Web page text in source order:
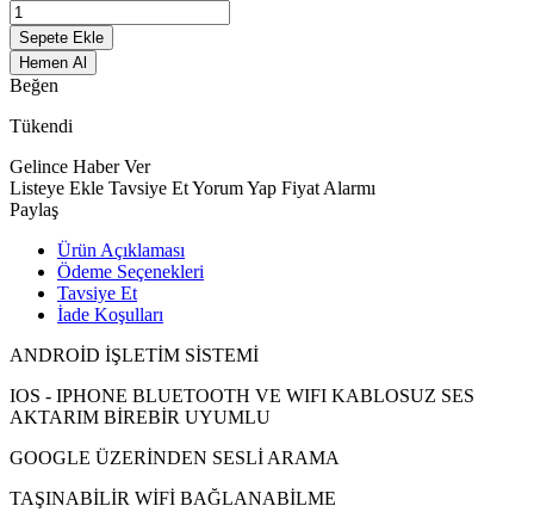
Sepete Ekle
Hemen Al
Beğen
Tükendi
Gelince Haber Ver
Listeye Ekle Tavsiye EtYorum Yap Fiyat Alarmı
Paylaş
Ürün Açıklaması
Ödeme Seçenekleri
Tavsiye Et
İade Koşulları
ANDROİD İŞLETİM SİSTEMİ
IOS - IPHONE BLUETOOTH VE WIFI KABLOSUZ SES
AKTARIM BİREBİR UYUMLU
GOOGLE ÜZERİNDEN SESLİ ARAMA
TAŞINABİLİR WİFİ BAĞLANABİLME